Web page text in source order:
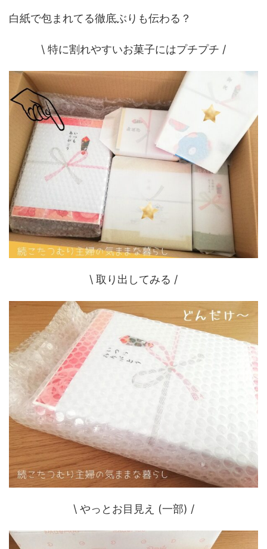
白紙で包まれてる徹底ぶりも伝わる？
\ 特に割れやすいお菓子にはプチプチ /
\ 取り出してみる /
\ やっとお目見え (一部) /